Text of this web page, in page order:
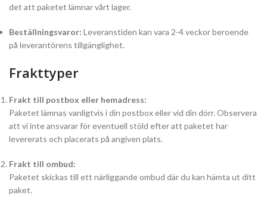
det att paketet lämnar vårt lager.
Beställningsvaror: Leveranstiden kan vara 2-4 veckor beroende
på leverantörens tillgänglighet.
Frakttyper
Frakt till postbox eller hemadress:
Paketet lämnas vanligtvis i din postbox eller vid din dörr. Observera
att vi inte ansvarar för eventuell stöld efter att paketet har
levererats och placerats på angiven plats.
Frakt till ombud:
Paketet skickas till ett närliggande ombud där du kan hämta ut ditt
paket.